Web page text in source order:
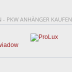
- PKW ANHÄNGER KAUFEN